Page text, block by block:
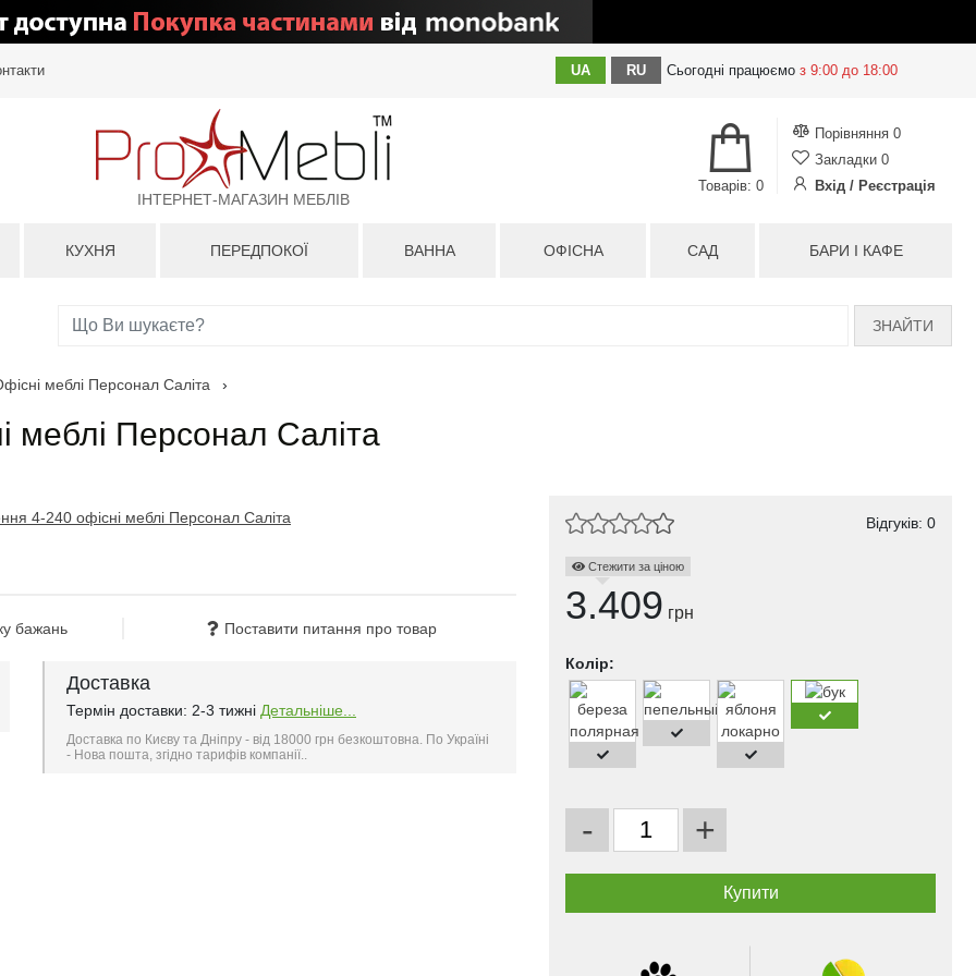
UA RU Сьогодні працюємо з 9:00 до 18:00
ІНТЕРНЕТ-МАГАЗИН МЕБЛІВ
Порівняння 0
Закладки 0
Вхід / Реєстрація
Товарів: 0
КУХНЯ ПЕРЕДПОКОЇ ВАННА ОФІСНА САД БАРИ І КАФЕ
ЗНАЙТИ
меблі Персонал Саліта ›
меблі Персонал Саліта
бажань Поставити питання про товар
Доставка
Термін доставки: 2-3 тижні Детальніше...
Доставка по Києву та Дніпру - від 18000 грн безкоштовна. По Україні
- Нова пошта, згідно тарифів компанії..
Відгуків: 0
Стежити за ціною
3.409 грн
Колір:
- +